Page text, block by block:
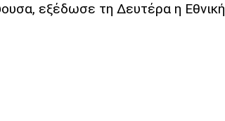
εξέδωσε τη Δευτέρα η Εθνική